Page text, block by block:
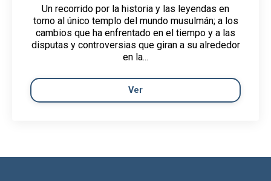
Un recorrido por la historia y las leyendas en
torno al único templo del mundo musulmán; a los
cambios que ha enfrentado en el tiempo y a las
disputas y controversias que giran a su alrededor
en la...
Ver